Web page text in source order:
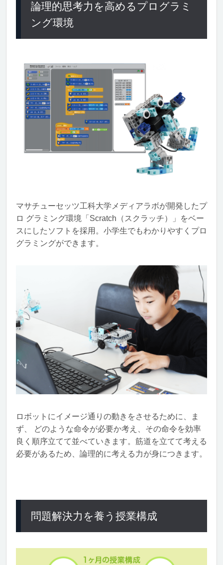
論理的思考力を高めるプログラミ
ング環境
マサチューセッツ工科大学メディアラボが開発したプ
ロ グラミング環境「Scratch（スクラッチ）」をベー
スにしたソフトを採用。小学生でもわかりやすくプロ
グラミングができます。
ロボットにイメージ通りの動きをさせるために、ま
ず、 どのような命令が必要か考え、その命令を効率
良く順序立てて並べていきます。筋道を立てて考える
必要があるため、論理的に考える力が身につきます。
問題解決力を養う授業構成